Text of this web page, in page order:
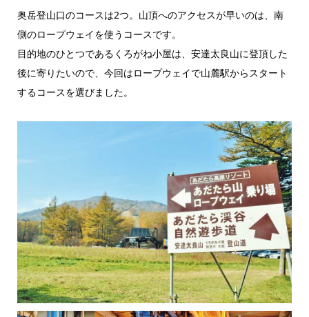
奥岳登山口のコースは2つ。山頂へのアクセスが早いのは、南
側のロープウェイを使うコースです。
目的地のひとつであるくろがね小屋は、安達太良山に登頂した
後に寄りたいので、今回はロープウェイで山麓駅からスタート
するコースを選びました。